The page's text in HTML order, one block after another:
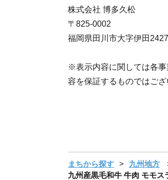
株式会社 博多久松
〒825-0002
福岡県田川市大字伊田
※表示内容に関しては各
容を保証するものではござ
まちから探す 九州地方
九州産黒毛和牛 牛肉 モモ